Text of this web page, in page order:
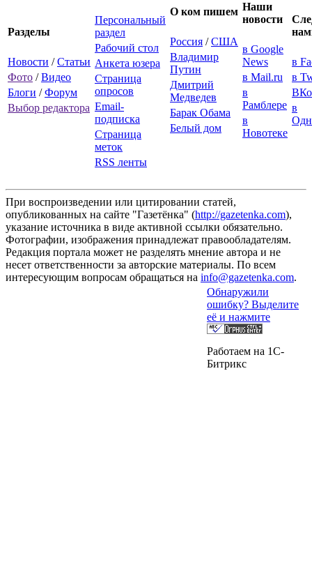
Разделы
Новости /Статьи
Фото /Видео
Блоги /Форум
Выбор редактора
Персональный
раздел
Рабочий стол
Анкета юзера
Страница
опросов
Email-
подписка
Страница
меток
RSS ленты
О ком пишем
Россия /США
Владимир
Путин
Дмитрий
Медведев
Барак Обама
Белый дом
Наши
новости
в Google
News
в Mail.ru
в
Рамблере
в
Новотеке
в
в
в
При воспроизведении или цитировании статей,
опубликованных на сайте "Газетёнка" (http://gazetenka.com),
указание источника в виде активной ссылки обязательно.
Фотографии, изображения принадлежат правообладателям.
Редакция портала может не разделять мнение автора и не
несет ответственности за авторские материалы. По всем
интересующим вопросам обращаться на info@gazetenka.com.
Обнаружили
ошибку? Выделите
её и нажмите
Работаем на 1C-
Битрикс